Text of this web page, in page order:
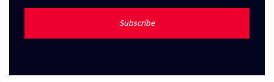
Subscribe